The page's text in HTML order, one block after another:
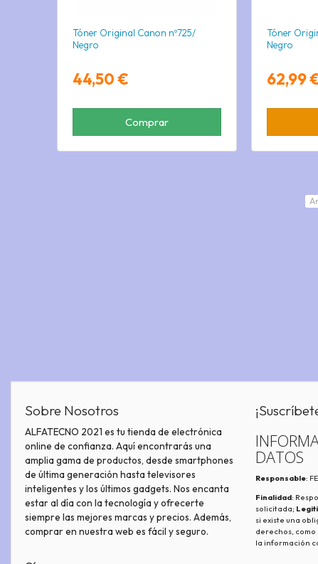
Tóner Original Canon nº725/
Negro
44,50 €
Comprar
Tóner
Negro
62,99
Sobre Nosotros
ALFATECNO 2021 es tu tienda de electrónica
online de confianza. Aquí encontrarás una
amplia gama de productos, desde smartphones
de última generación hasta televisores
inteligentes y los últimos gadgets. Nos encanta
estar al día con la tecnología y ofrecerte
siempre las mejores marcas y precios. Además,
comprar en nuestra web es fácil y seguro.
DATOS
Responsable:
Finalidad:
solicitada;
si existe una
derechos,
la información